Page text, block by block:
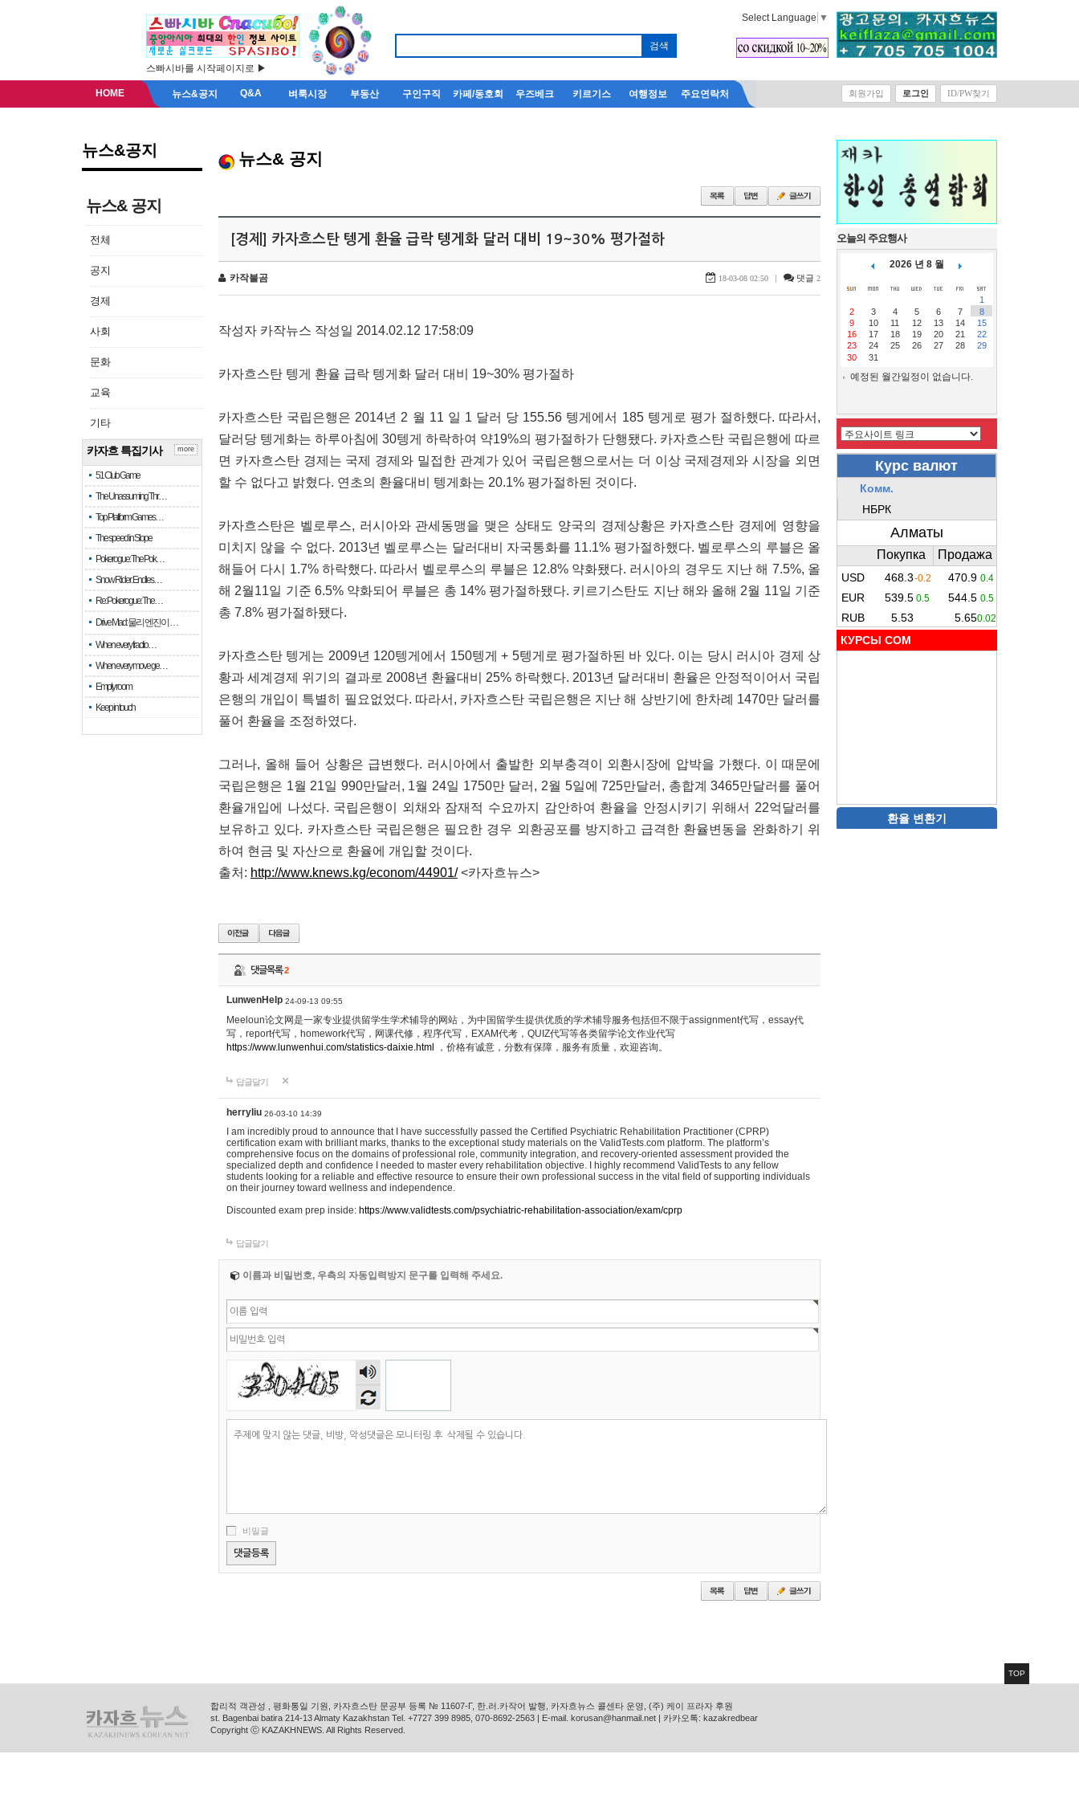
스빠시바를 시작페이지로 ▶
Select Language ▼
HOME 뉴스&공지 Q&A 벼룩시장 부동산 구인구직 카페/동호회 우즈베크 키르기스 여행정보 주요연락처 회원가입 로그인 ID/PW찾기
뉴스&공지
뉴스& 공지
전체
공지
경제
사회
문화
교육
기타
카자흐 특집기사
51 Club Game
The Unassuming Thr…
Top Platform Games…
The speed in Slope
Pokerogue: The Pok…
Snow Rider: Endles…
Re: Pokerogue: The…
Drive Mad: 물리 엔진이 …
When every fractio…
When every move ge…
Empty room
Keep in touch
more
뉴스& 공지
[경제] 카자흐스탄 텡게 환율 급락 텡게화 달러 대비 19~30% 평가절하
카작불곰 18-03-08 02:50 | 댓글 2
작성자 카작뉴스 작성일 2014.02.12 17:58:09
카자흐스탄 텡게 환율 급락 텡게화 달러 대비 19~30% 평가절하
카자흐스탄 국립은행은 2014년 2 월 11 일 1 달러 당 155.56 텡게에서 185 텡게로 평가 절하했다. 따라서,
달러당 텡게화는 하루아침에 30텡게 하락하여 약19%의 평가절하가 단행됐다. 카자흐스탄 국립은행에 따르
면 카자흐스탄 경제는 국제 경제와 밀접한 관계가 있어 국립은행으로서는 더 이상 국제경제와 시장을 외면
할 수 없다고 밝혔다. 연초의 환율대비 텡게화는 20.1% 평가절하된 것이다.
카자흐스탄은 벨로루스, 러시아와 관세동맹을 맺은 상태도 양국의 경제상황은 카자흐스탄 경제에 영향을
미치지 않을 수 없다. 2013년 벨로루스는 달러대비 자국통화를 11.1% 평가절하했다. 벨로루스의 루블은 올
해들어 다시 1.7% 하락했다. 따라서 벨로루스의 루블은 12.8% 약화됐다. 러시아의 경우도 지난 해 7.5%, 올
해 2월11일 기준 6.5% 약화되어 루블은 총 14% 평가절하됐다. 키르기스탄도 지난 해와 올해 2월 11일 기준
총 7.8% 평가절하됐다.
카자흐스탄 텡게는 2009년 120텡게에서 150텡게 + 5텡게로 평가절하된 바 있다. 이는 당시 러시아 경제 상
황과 세계경제 위기의 결과로 2008년 환율대비 25% 하락했다. 2013년 달러대비 환율은 안정적이어서 국립
은행의 개입이 특별히 필요없었다. 따라서, 카자흐스탄 국립은행은 지난 해 상반기에 한차례 1470만 달러를
풀어 환율을 조정하였다.
그러나, 올해 들어 상황은 급변했다. 러시아에서 출발한 외부충격이 외환시장에 압박을 가했다. 이 때문에
국립은행은 1월 21일 990만달러, 1월 24일 1750만 달러, 2월 5일에 725만달러, 총합계 3465만달러를 풀어
환율개입에 나섰다. 국립은행이 외채와 잠재적 수요까지 감안하여 환율을 안정시키기 위해서 22억달러를
보유하고 있다. 카자흐스탄 국립은행은 필요한 경우 외환공포를 방지하고 급격한 환율변동을 완화하기 위
하여 현금 및 자산으로 환율에 개입할 것이다.
출처: http://www.knews.kg/econom/44901/<카자흐뉴스>
댓글목록2
LunwenHelp 24-09-13 09:55
Meeloun论文网是一家专业提供留学生学术辅导的网站，为中国留学生提供优质的学术辅导服务包括但不限于assignment代写，essay代
写，report代写，homework代写，网课代修，程序代写，EXAM代考，QUIZ代写等各类留学论文作业代写
https://www.lunwenhui.com/statistics-daixie.html
，价格有诚意，分数有保障，服务有质量，欢迎咨询。
답글달기
herryliu 26-03-10 14:39
I am incredibly proud to announce that I have successfully passed the Certified Psychiatric Rehabilitation Practitioner (CPRP)
certification exam with brilliant marks, thanks to the exceptional study materials on the ValidTests.com platform. The platform’s
comprehensive focus on the domains of professional role, community integration, and recovery-oriented assessment provided the
specialized depth and confidence I needed to master every rehabilitation objective. I highly recommend ValidTests to any fellow
students looking for a reliable and effective resource to ensure their own professional success in the vital field of supporting individuals
on their journey toward wellness and independence.
Discounted exam prep inside: https://www.validtests.com/psychiatric-rehabilitation-association/exam/cprp
답글달기
이름과 비밀번호, 우측의 자동입력방지 문구를 입력해 주세요.
숫자
음성
듣기
비밀글
오늘의 주요행사
2026 년 8 월
1
2
3 4 5 6 7
8
9
10 11 12 13 14
15
16
17 18 19 20 21
22
23
24 25 26 27 28
29
30
31
예정된 월간일정이 없습니다.
КУРСЫ COM
환율 변환기
합리적 객관성 , 평화통일 기원, 카자흐스탄 문공부 등록 № 11607-Г, 한.러.카작어 발행, 카자흐뉴스 콜센타 운영, (주) 케이 프라자 후원
st. Bagenbai batira 214-13 Almaty Kazakhstan Tel. +7727 399 8985, 070-8692-2563 | E-mail. korusan@hanmail.net | 카카오톡: kazakredbear
Copyright ⓒ KAZAKHNEWS. All Rights Reserved.
TOP